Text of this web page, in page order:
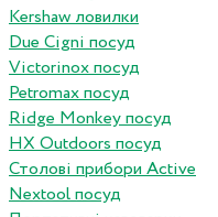
Kershaw ловилки
Due Cigni посуд
Victorinox посуд
Petromax посуд
Ridge Monkey посуд
HX Outdoors посуд
Столові прибори Active
Nextool посуд